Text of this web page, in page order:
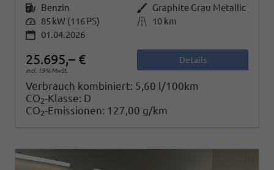
Kraftstoff Benzin Außenfarbe Graphite Grau Metallic
Leistung 85 kW (116 PS) Kilometerstand
10 km
01.04.2026
25.695,– €
incl. 19% MwSt.
Details
Verbrauch kombiniert: 5,60 l/100km
CO2-Klasse: D
CO2-Emissionen: 127,00 g/km